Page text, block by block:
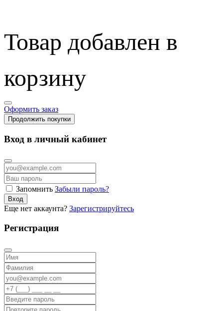
Товар добавлен в
корзину
Оформить заказ
Продолжить покупки
Вход в личный кабинет
Запомнить Забыли пароль?
Вход
Еще нет аккаунта? Зарегистрируйтесь
Регистрация